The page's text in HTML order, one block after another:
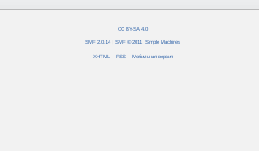
CC BY-SA 4.0
SMF 2.0.14 SMF © 2011 Simple Machines
XHTML RSS Мобильная версия